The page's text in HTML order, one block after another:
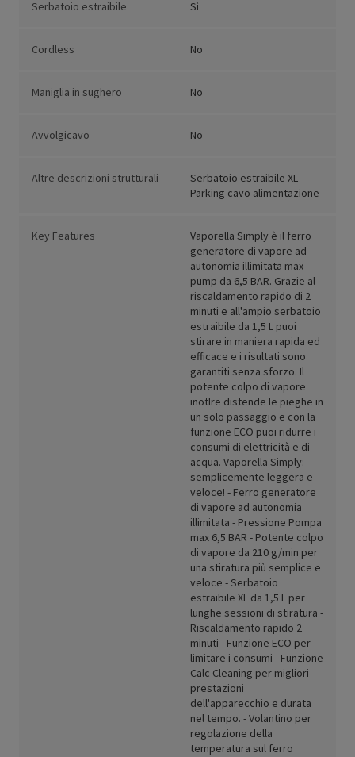
Serbatoio estraibile Sì
Cordless No
Maniglia in sughero No
Avvolgicavo No
Altre descrizioni strutturali
Serbatoio estraibile XL
Parking cavo alimentazione
Key Features
Vaporella Simply è il ferro
generatore di vapore ad
autonomia illimitata max
pump da 6,5 BAR. Grazie al
riscaldamento rapido di 2
minuti e all'ampio serbatoio
estraibile da 1,5 L puoi
stirare in maniera rapida ed
efficace e i risultati sono
garantiti senza sforzo. Il
potente colpo di vapore
inotlre distende le pieghe in
un solo passaggio e con la
funzione ECO puoi ridurre i
consumi di elettricità e di
acqua. Vaporella Simply:
semplicemente leggera e
veloce! - Ferro generatore
di vapore ad autonomia
illimitata - Pressione Pompa
max 6,5 BAR - Potente colpo
di vapore da 210 g/min per
una stiratura più semplice e
veloce - Serbatoio
estraibile XL da 1,5 L per
lunghe sessioni di stiratura -
Riscaldamento rapido 2
minuti - Funzione ECO per
limitare i consumi - Funzione
Calc Cleaning per migliori
prestazioni
dell'apparecchio e durata
nel tempo. - Volantino per
regolazione della
temperatura sul ferro